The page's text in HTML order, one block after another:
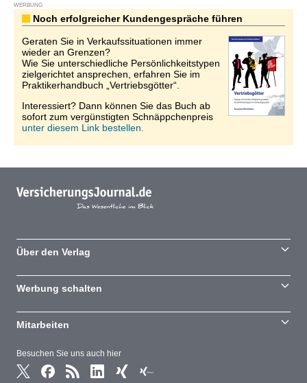
WERBUNG
Noch erfolgreicher Kundengespräche führen
Geraten Sie in Verkaufssituationen immer
wieder an Grenzen?
Wie Sie unterschiedliche Persönlichkeitstypen
zielgerichtet ansprechen, erfahren Sie im
Praktikerhandbuch „Vertriebsgötter“.
Interessiert? Dann können Sie das Buch ab
sofort zum vergünstigten Schnäppchenpreis
unter diesem Link bestellen.
Besuchen Sie uns auch hier
Über den Verlag
Werbung schalten
Mitarbeiten